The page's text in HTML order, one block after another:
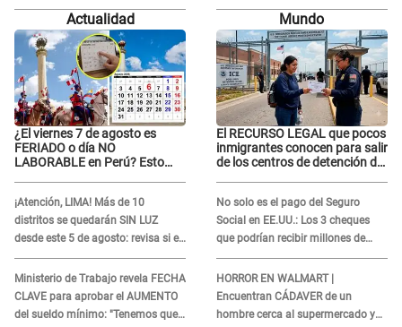
Luz' por parte de director
Actualidad
¿El viernes 7 de agosto es
FERIADO o día NO
LABORABLE en Perú? Esto
¡Atención, LIMA! Más de 10
distritos se quedarán SIN LUZ
desde este 5 de agosto: revisa si el
tuyo está en la lista
Ministerio de Trabajo revela FECHA
CLAVE para aprobar el AUMENTO
del sueldo mínimo: "Tenemos que
Mundo
El RECURSO LEGAL que pocos
inmigrantes conocen para salir
de los centros de detención del
No solo es el pago del Seguro
Social en EE.UU.: Los 3 cheques
que podrían recibir millones de
personas en agosto
HORROR EN WALMART |
Encuentran CÁDAVER de un
hombre cerca al supermercado y